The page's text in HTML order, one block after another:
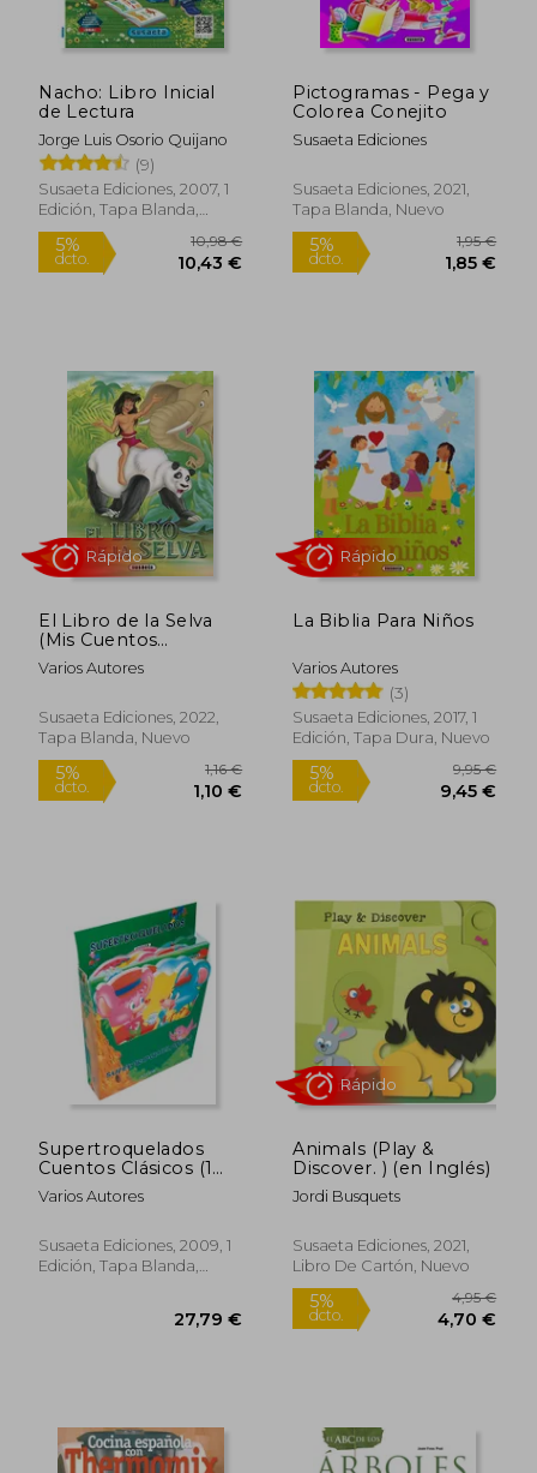
Nacho: Libro Inicial
de Lectura
Jorge Luis Osorio Quijano
(9)
Susaeta Ediciones, 2007, 1
Edición, Tapa Blanda,
Nuevo
5%
dcto.
10,98 €
10,43 €
Pictogramas - Pega y
Colorea Conejito
Susaeta Ediciones
Susaeta Ediciones, 2021,
Tapa Blanda, Nuevo
5%
dcto.
El Libro de la Selva
(Mis Cuentos
Troquelados)
Varios Autores
Susaeta Ediciones, 2022,
Tapa Blanda, Nuevo
5%
dcto.
Rápido
La Biblia Para Niños
Varios Autores
(3)
Susaeta Ediciones, 2017, 1
Edición, Tapa Dura, Nuevo
dcto. 9,45
Rápido
Supertroquelados
Cuentos Clásicos (1
título)
Varios Autores
Susaeta Ediciones, 2009, 1
Edición, Tapa Blanda,
Animals (Play &
Discover. ) (en Inglés)
Jordi Busquets
Susaeta Ediciones, 2021,
Libro De Cartón, Nuevo
Rápido